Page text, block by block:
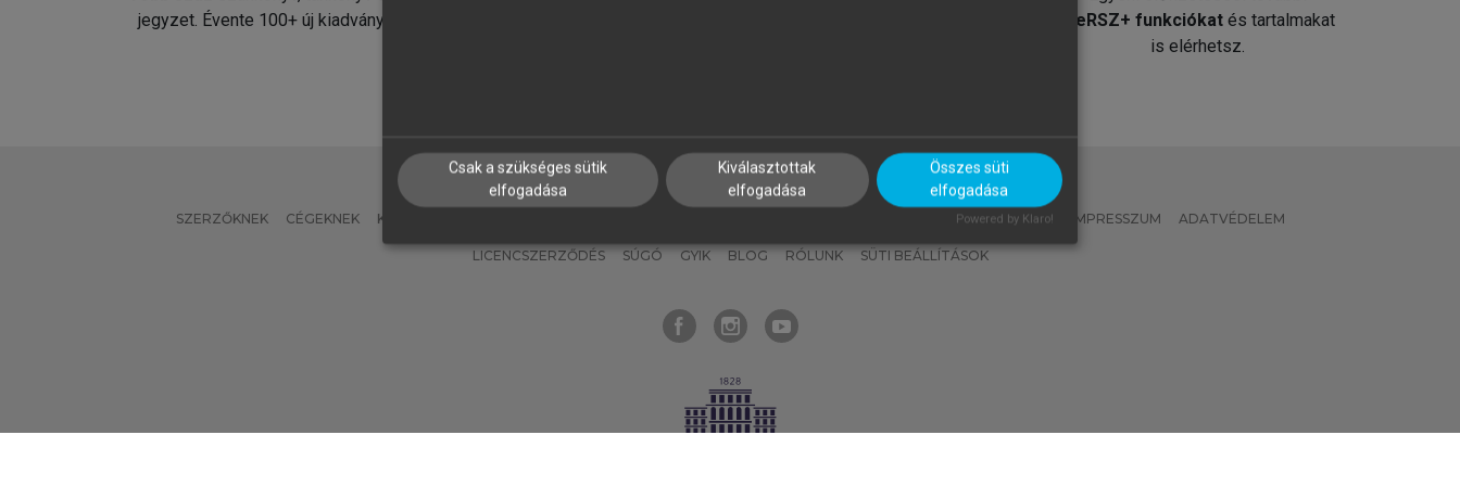
jegyzet. Évente 100+ új kiadvány.
MeRSZ+ funkciókat és tartalmakat
is elérhetsz.
SZERZŐKNEK CÉGEKNEK KÖNYVTÁROSOKNAK MI – ÁLTALÁNOS IRÁNYELVEK IMPRESSZUM ADATVÉDELEM
LICENCSZERZŐDÉS SÚGÓ GYIK BLOG RÓLUNK SÜTI BEÁLLÍTÁSOK
Csak a szükséges sütik
elfogadása
Kiválasztottak
elfogadása
Összes süti
elfogadása
Powered by Klaro!